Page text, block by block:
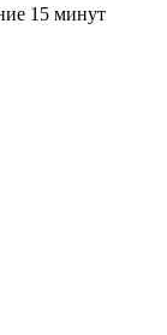
15 минут